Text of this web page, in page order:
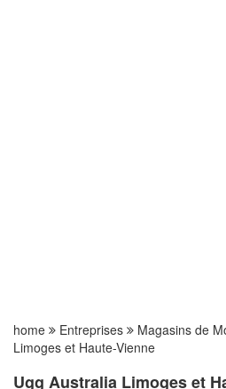
home Entreprises Magasins de
Limoges et Haute-Vienne
Ugg Australia Limoges et